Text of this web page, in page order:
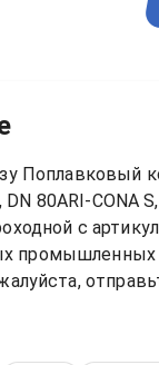
Поплавковый
80ARI-CONA
с
промышленных